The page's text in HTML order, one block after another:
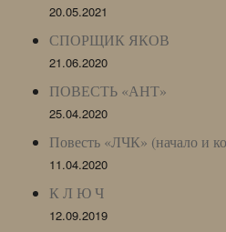
20.05.2021
СПОРЩИК ЯКОВ
21.06.2020
ПОВЕСТЬ «АНТ»
25.04.2020
Повесть «ЛЧК» (начало и
11.04.2020
К Л Ю Ч
12.09.2019